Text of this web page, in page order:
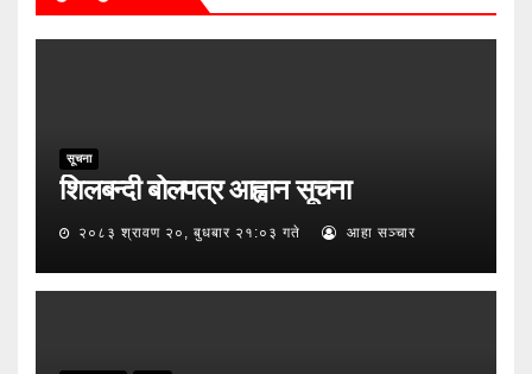
सूचना
शिलबन्दी बोलपत्र आह्वान सूचना
२०८३ श्रावण २०, बुधबार २१:०३ गते आहा सञ्चार